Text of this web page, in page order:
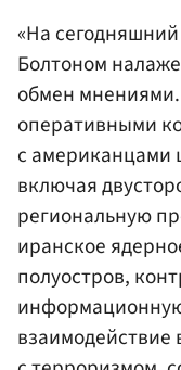
«На
Болтоном
обмен
оперативными
с американцами
включая
региональную
иранское
полуостров,